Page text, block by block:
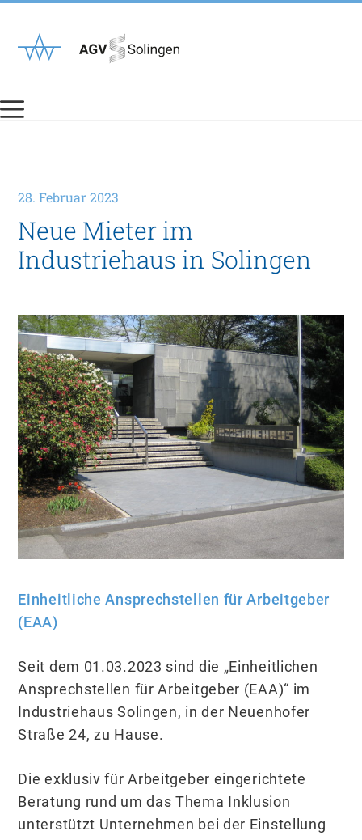
springen
Neue Mieter im
Industriehaus in Solingen
28. Februar 2023
Einheitliche Ansprechstellen für Arbeitgeber
(EAA)
Seit dem 01.03.2023 sind die „Einheitlichen
Ansprechstellen für Arbeitgeber (EAA)“ im
Industriehaus Solingen, in der Neuenhofer
Straße 24, zu Hause.
Die exklusiv für Arbeitgeber eingerichtete
Beratung rund um das Thema Inklusion
unterstützt Unternehmen bei der Einstellung